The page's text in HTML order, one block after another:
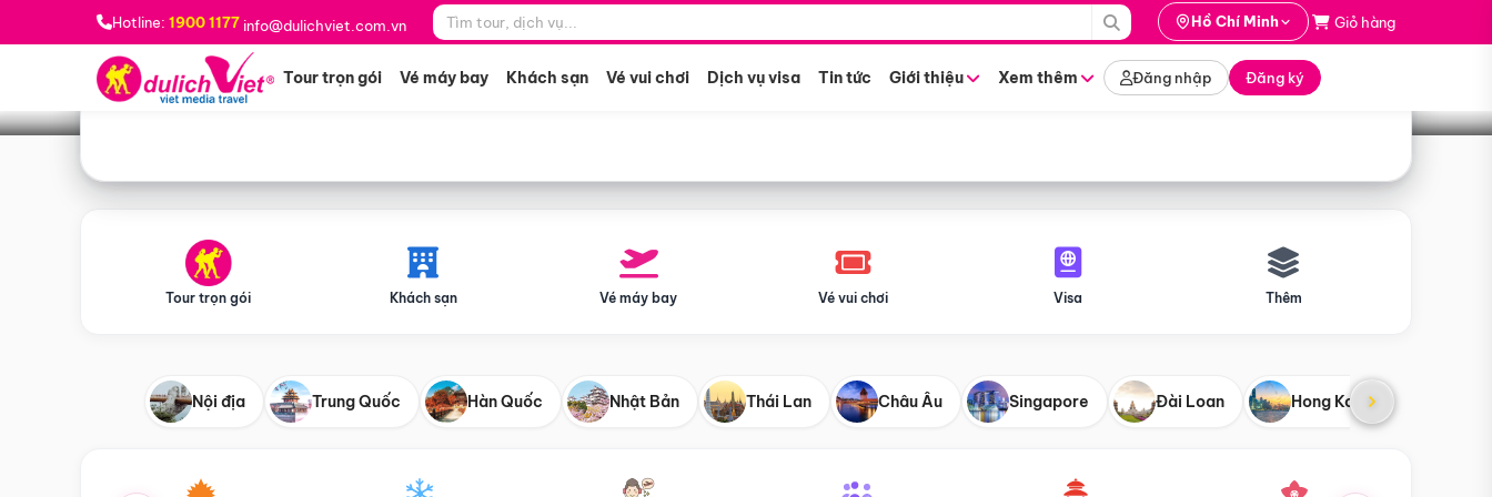
Hotline: 1900 1177 info@dulichviet.com.vn Hồ Chí Minh Giỏ hàng
Tour trọn gói Vé máy bay Khách sạn Vé vui chơi Dịch vụ visa Tin tức Giới thiệu Xem thêm Đăng nhập Đăng ký
Bạn muốn đi đâu? *
Tìm tour
Tour trọn gói Khách sạn Vé máy bay Vé vui chơi Visa Thêm
Nội địa Trung Quốc Hàn Quốc Nhật Bản Thái Lan Châu Âu Singapore Đài Loan Hong Kong